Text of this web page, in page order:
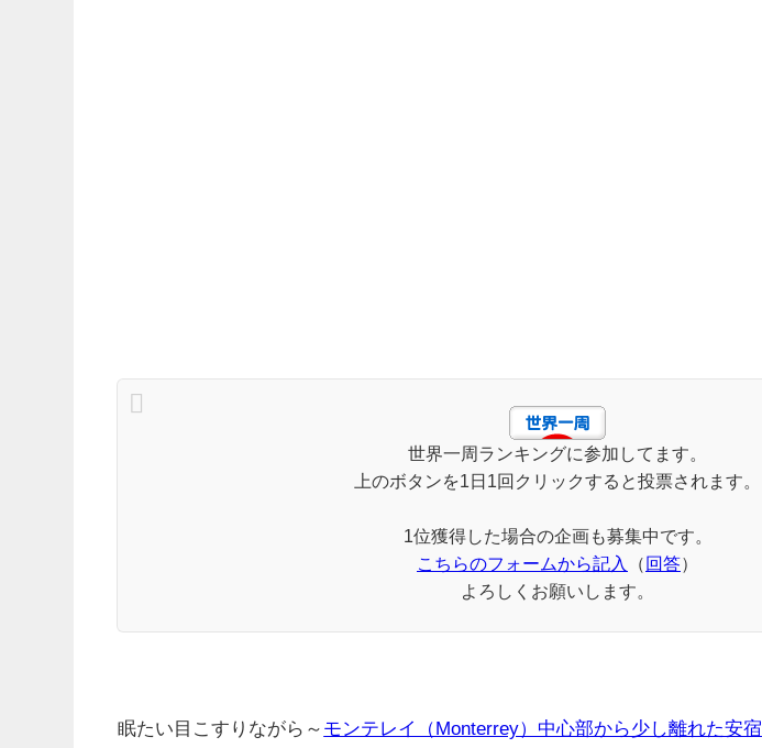
世界一周ランキングに参加してます。
上のボタンを1日1回クリックすると投票されます。
1位獲得した場合の企画も募集中です。
こちらのフォームから記入
（ 回答）
よろしくお願いします。
眠たい目こすりながら～ モンテレイ（Monterrey）中心部から少し離れた安宿